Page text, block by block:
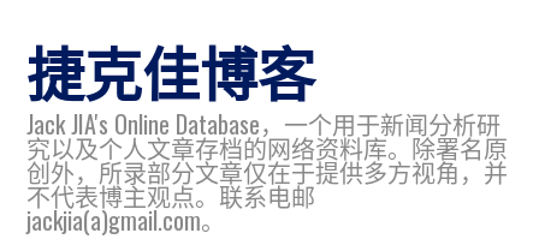
捷克佳博客
Jack JIA's Online Database，一个用于新闻分析研
究以及个人文章存档的网络资料库。除署名原
创外，所录部分文章仅在于提供多方视角，并
不代表博主观点。联系电邮
jackjia(a)gmail.com。